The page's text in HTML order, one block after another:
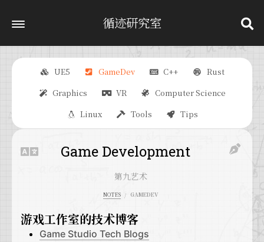
循迹研究室
UE5 GameDev C++
Rust
Graphics
VR
Computer Science
Linux
Tools Tips
Game Development
第九艺术
NOTES GAMEDEV
游戏工作室的技术博客
Game Studio Tech Blogs